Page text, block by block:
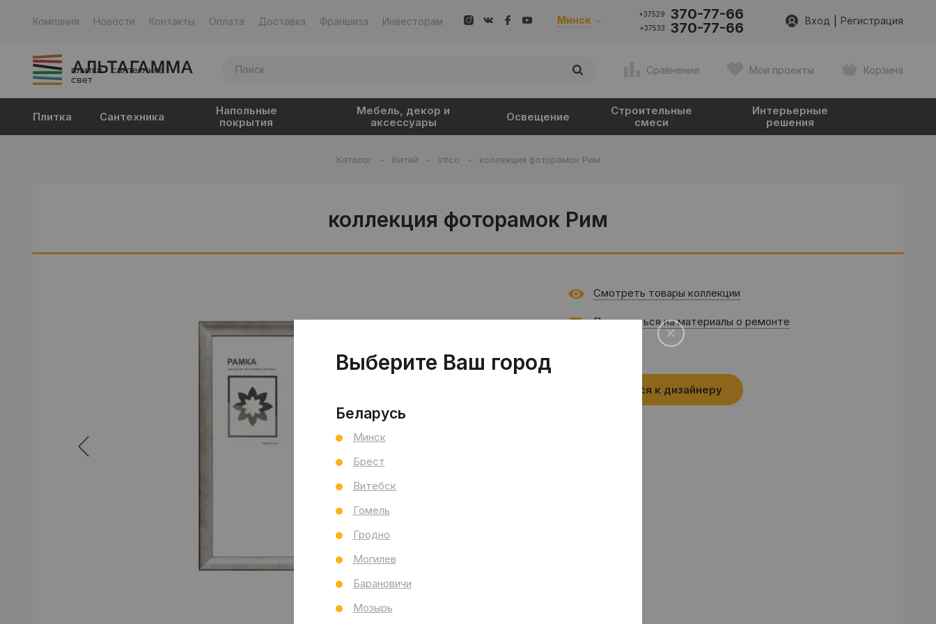
Компания Новости Контакты Оплата Доставка Франшиза Инвесторам Минск +37529 370-77-66
+37533 370-77-66 Вход Регистрация
плитка · сантехника ·
свет
Сравнение Мои проекты Корзина
Плитка Сантехника
Напольные
покрытия
Мебель, декор и
аксессуары
Освещение
Строительные
смеси
Интерьерные
решения
Каталог - Китай - Intco - коллекция фоторамок Рим
коллекция фоторамок Рим
Смотреть товары коллекции
Подписаться на материалы о ремонте
Записаться к дизайнеру
Выберите Ваш город
Беларусь
Минск
Брест
Витебск
Гомель
Гродно
Могилев
Барановичи
Мозырь